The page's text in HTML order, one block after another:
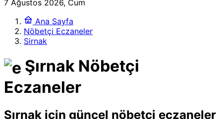
17:34
yayınlanacak
3:26
TÜİK 2026 verilerine göre, Türkiye’de internet kullanımı
23:23
Xbox, 25’inci yıl dönümünü ücretsiz dijital hediyelerle
kutluyor
20:40
Gizlilik ve Güvenlik İkilemi
7 Ağustos 2026, Cum
Ana Sayfa
Nöbetçi Eczaneler
Sirnak
Şırnak Nöbetçi
Eczaneler
Şırnak için güncel nöbetçi eczaneler